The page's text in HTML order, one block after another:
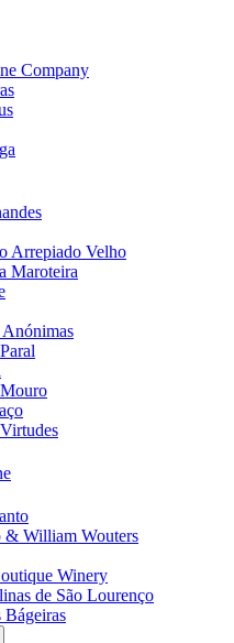
Company
Arrepiado Velho
Maroteira
Anónimas
& William Wouters
Winery
de São Lourenço
Bágeiras